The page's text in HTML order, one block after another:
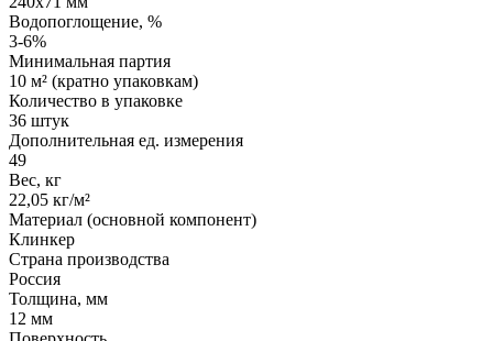
Водопоглощение, %
3-6%
Минимальная партия
10 м² (кратно упаковкам)
Количество в упаковке
36 штук
Дополнительная ед. измерения
49
Вес, кг
22,05 кг/м²
Материал (основной компонент)
Клинкер
Страна производства
Россия
Толщина, мм
12 мм